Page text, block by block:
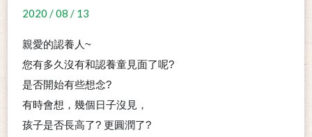
2020 / 08 / 13
親愛的認養人~
您有多久沒有和認養童見面了呢?
是否開始有些想念?
有時會想，幾個日子沒見，
孩子是否長高了? 更圓潤了?